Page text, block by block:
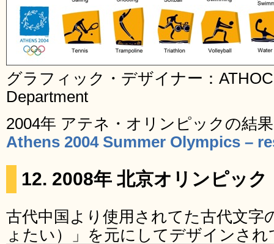
グラフィック・デザイナー：
Department
2004年 アテネ・オリンピックの結
Athens 2004 Summer Olympics –
12. 2008年 北京オリンピック
古代中国より使用されてた古代文字
ょたい）」を元にしてデザインさ